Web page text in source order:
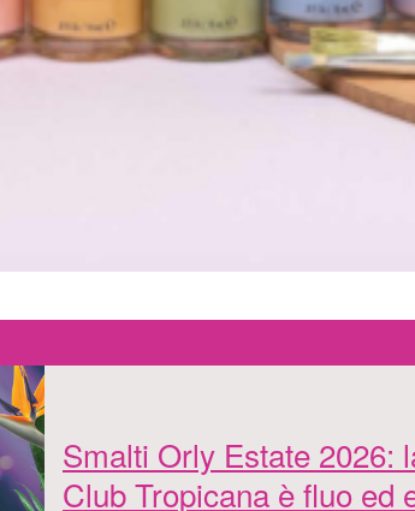
Smalti Orly Estate 2026:
Club Tropicana è fluo ed